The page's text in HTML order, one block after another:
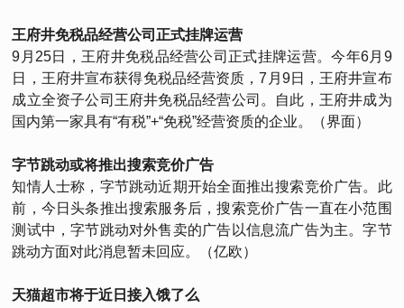
王府井免税品经营公司正式挂牌运营
9月25日，王府井免税品经营公司正式挂牌运营。今年6月9
日，王府井宣布获得免税品经营资质，7月9日，王府井宣布
成立全资子公司王府井免税品经营公司。自此，王府井成为
国内第一家具有“有税”+“免税”经营资质的企业。（界面）
字节跳动或将推出搜索竞价广告
知情人士称，字节跳动近期开始全面推出搜索竞价广告。此
前，今日头条推出搜索服务后，搜索竞价广告一直在小范围
测试中，字节跳动对外售卖的广告以信息流广告为主。字节
跳动方面对此消息暂未回应。（亿欧）
天猫超市将于近日接入饿了么